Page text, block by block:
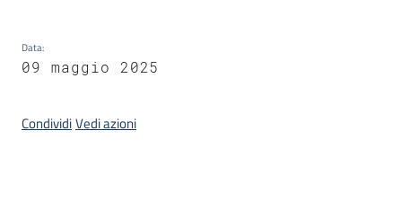
su
Data:
09 maggio 2025
CondividiVedi azioni